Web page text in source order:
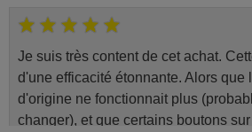
Je suis très content de cet achat.
d'une efficacité étonnante. Alors que
d'origine ne fonctionnait plus
changer), et que certains boutons